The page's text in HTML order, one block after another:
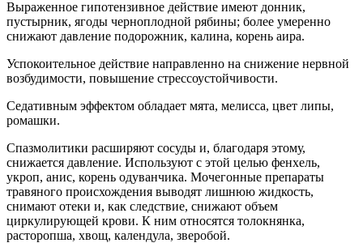
Выраженное гипотензивное действие имеют донник,
пустырник, ягоды черноплодной рябины; более умеренно
снижают давление подорожник, калина, корень аира.
Успокоительное действие направленно на снижение нервной
возбудимости, повышение стрессоустойчивости.
Седативным эффектом обладает мята, мелисса, цвет липы,
ромашки.
Спазмолитики расширяют сосуды и, благодаря этому,
снижается давление. Используют с этой целью фенхель,
укроп, анис, корень одуванчика. Мочегонные препараты
травяного происхождения выводят лишнюю жидкость,
снимают отеки и, как следствие, снижают объем
циркулирующей крови. К ним относятся толокнянка,
расторопша, хвощ, календула, зверобой.